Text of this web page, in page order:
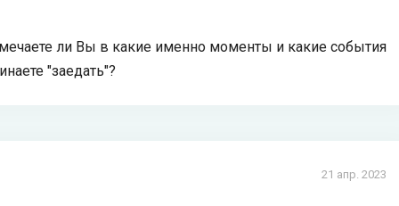
ли Вы в какие именно моменты и какие события
"заедать"?
21 апр. 2023